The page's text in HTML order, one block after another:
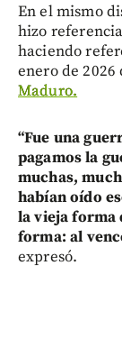
En el mismo
hizo
haciendo
enero de
Maduro.
“Fue una
pagamos la
muchas,
habían oído
la vieja forma
forma: al
expresó.